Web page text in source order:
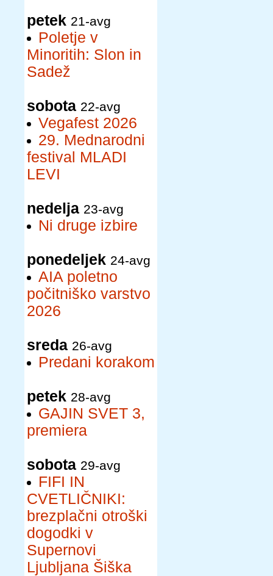
petek 21-avg
Poletje v
Minoritih: Slon in
Sadež
sobota 22-avg
Vegafest 2026
29. Mednarodni
festival MLADI
LEVI
nedelja 23-avg
Ni druge izbire
ponedeljek 24-avg
AIA poletno
počitniško varstvo
2026
sreda 26-avg
Predani korakom
petek 28-avg
GAJIN SVET 3,
premiera
sobota 29-avg
FIFI IN
CVETLIČNIKI:
brezplačni otroški
dogodki v
Supernovi
Ljubljana Šiška